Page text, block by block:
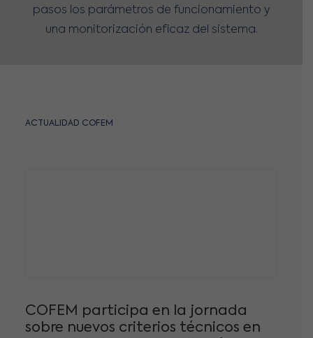
pasos los parámetros de funcionamiento y
una monitorización eficaz del sistema.
ACTUALIDAD COFEM
COFEM, reconocida en la Nit de
l’Empresa de Rubí 2026 por su